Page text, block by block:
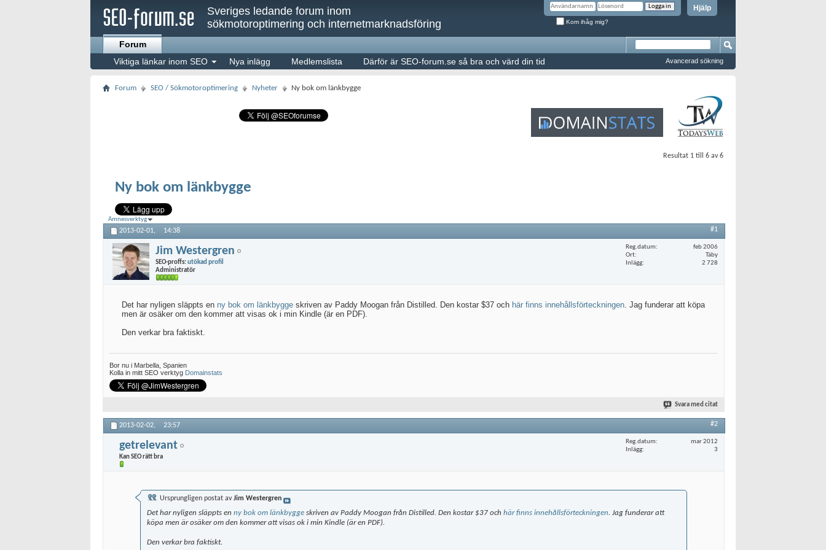
Hjälp
Kom ihåg mig?
Sveriges ledande forum inom
sökmotoroptimering och internetmarknadsföring
Forum
Viktiga länkar inom SEO
Nya inlägg Medlemslista Därför är SEO-forum.se så bra och värd din tid Avancerad sökning
Forum SEO / Sökmotoroptimering Nyheter Ny bok om länkbygge
Resultat 1 till 6 av 6
Ny bok om länkbygge
Ämnesverktyg
2013-02-01, 14:38 #1
Jim Westergren
SEO-proffs:utökad profil
Administratör
Reg.datum
feb 2006
Ort
Täby
Inlägg
2 728
Det har nyligen släppts en ny bok om länkbygge skriven av Paddy Moogan från Distilled. Den kostar $37 och här finns innehållsförteckningen. Jag funderar att köpa
men är osäker om den kommer att visas ok i min Kindle (är en PDF).
Den verkar bra faktiskt.
Bor nu i Marbella, Spanien
Kolla in mitt SEO verktyg Domainstats
Svara med citat
2013-02-02, 23:57 #2
getrelevant
Kan SEO rätt bra
Reg.datum
mar 2012
Inlägg
3
Ursprungligen postat avJim Westergren
Det har nyligen släppts en ny bok om länkbygge skriven av Paddy Moogan från Distilled. Den kostar $37 och här finns innehållsförteckningen. Jag funderar att
köpa men är osäker om den kommer att visas ok i min Kindle (är en PDF).
Den verkar bra faktiskt.